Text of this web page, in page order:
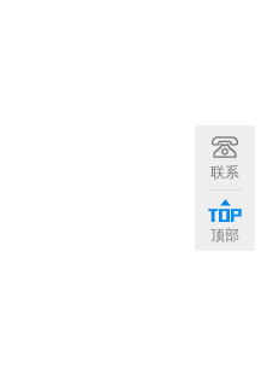
联系
顶部